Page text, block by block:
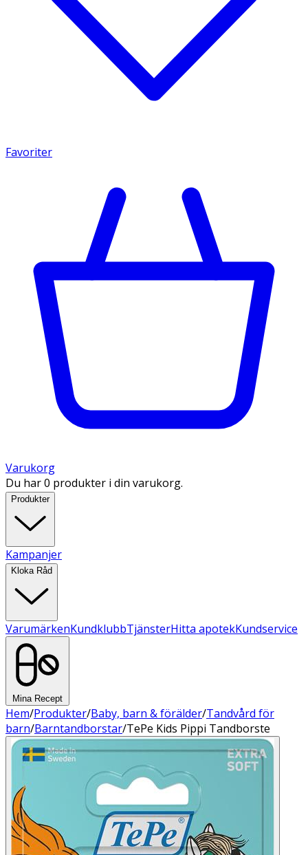
Favoriter
Varukorg
Du har 0 produkter i din varukorg.
Produkter
Kampanjer
Kloka Råd
VarumärkenKundklubbTjänsterHitta apotekKundservice
Mina Recept
Hem/Produkter/Baby, barn & förälder/Tandvård för
barn/Barntandborstar/TePe Kids Pippi Tandborste